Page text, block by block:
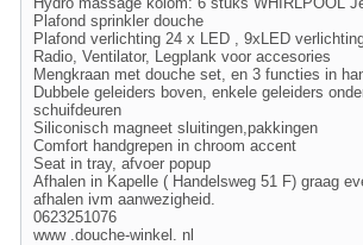
Plafond sprinkler douche
Plafond verlichting 24 x LED , 9xLED
Radio, Ventilator, Legplank voor accesories
Mengkraan met douche set, en 3 functies in
Dubbele geleiders boven, enkele geleiders
schuifdeuren
Siliconisch magneet sluitingen,pakkingen
Comfort handgrepen in chroom accent
Seat in tray, afvoer popup
Afhalen in Kapelle ( Handelsweg 51 F) graag
afhalen ivm aanwezigheid.
0623251076
www .douche-winkel. nl